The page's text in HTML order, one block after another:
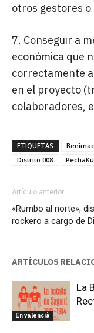
otros gestores
7. Conseguir a
económica que
correctamente
en el proyecto
colaboradores,
ETIQUETAS
Distrito 008
Artículo anterior
«Rumbo al norte»,
rockero a cargo de
ARTÍCULOS
En valencià
La